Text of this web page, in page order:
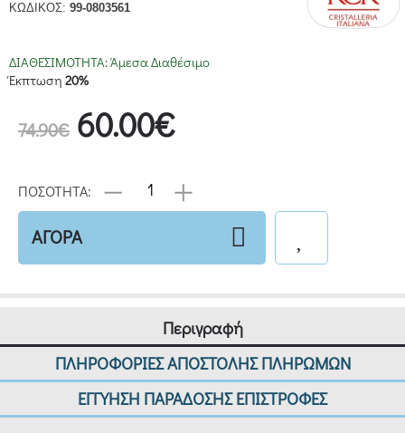
ΚΩΔΙΚΟΣ: 99-0803561
ΔΙΑΘΕΣΙΜΟΤΗΤΑ:Άμεσα Διαθέσιμο
Έκπτωση 20%
74.90€ 60.00€
ΠΟΣΟΤΗΤΑ:
ΑΓΟΡΑ
Περιγραφή
ΠΛΗΡΟΦΟΡΙΕΣ ΑΠΟΣΤΟΛΗΣ ΠΛΗΡΩΜΩΝ
ΕΓΓΥΗΣΗ ΠΑΡΑΔΟΣΗΣ ΕΠΙΣΤΡΟΦΕΣ